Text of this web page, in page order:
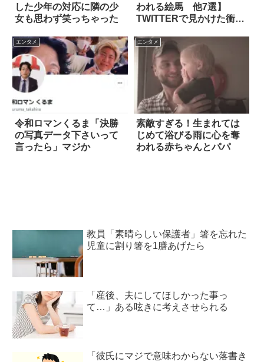
した少年の対応に隣の少
女も思わず笑っちゃった
われる絵馬 他7選】
TWITTERで見かけた衝撃
エンタメ
令和ロマンくるま「決勝
の写真データ下さいって
言ったら」マジか
エンタメ
素敵すぎる！生まれては
じめて浴びる雨に心を奪
われる赤ちゃんとパパ
教員「素晴らしい保護者」箸を忘れた
児童に割り箸を1膳あげたら
「産後、夫にしてほしかった事っ
て…」ある呟きに考えさせられる
「彼氏にマジで意味わからない落書き